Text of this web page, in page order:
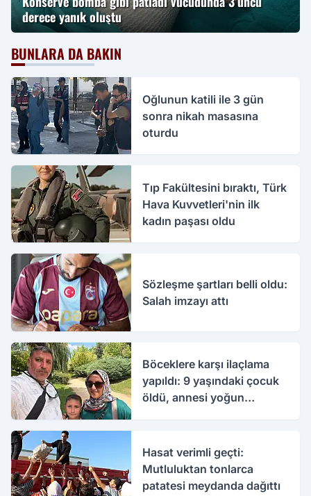
derece yanık oluştu
BUNLARA DA BAKIN
Oğlunun katili ile 3 gün
sonra nikah masasına
oturdu
Tıp Fakültesini bıraktı, Türk
Hava Kuvvetleri'nin ilk
kadın paşası oldu
Sözleşme şartları belli oldu:
Salah imzayı attı
Böceklere karşı ilaçlama
yapıldı: 9 yaşındaki çocuk
öldü, annesi yoğun
Hasat verimli geçti:
Mutluluktan tonlarca
patatesi meydanda dağıttı